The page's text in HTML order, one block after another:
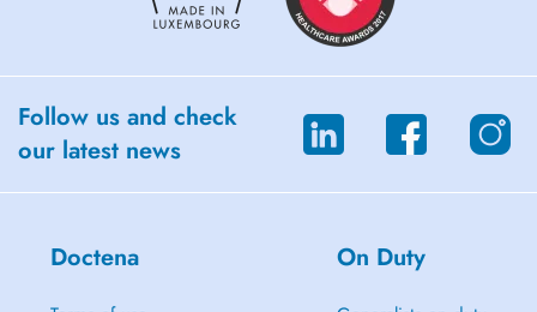
Follow us and check
our latest news
Doctena On Duty